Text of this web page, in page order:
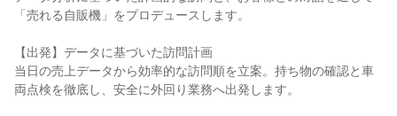
「売れる自販機」をプロデュースします。
【出発】データに基づいた訪問計画
当日の売上データから効率的な訪問順を立案。持ち物の確認と車
両点検を徹底し、安全に外回り業務へ出発します。